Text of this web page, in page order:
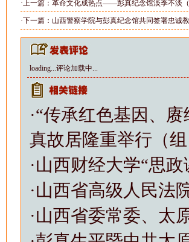
·上一篇： 革命文化成热点——彭真纪念馆淡季不淡（
·下一篇： 山西警察学院与彭真纪念馆共同签署忠诚
loading...评论加载中...
·“传承红色基因、
真故居隆重举行（组
·山西财经大学“思
·山西省高级人民法
·山西省委常委、太